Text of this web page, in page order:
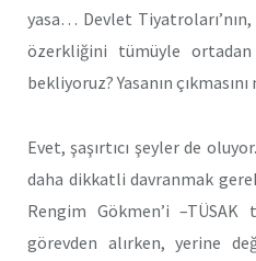
yasa… Devlet
özerkliğini tümüyle
bekliyoruz? Yasanın çıkmasını
Evet, şaşırtıcı şeyler de
daha dikkatli davranmak
Rengim Gökmen’i –TÜSAK
görevden alırken, yerine